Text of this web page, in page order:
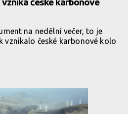
vzniká české karbonové
na nedělní večer, to je
vznikalo české karbonové kolo